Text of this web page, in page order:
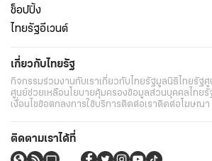
ช็อปปิ้ง
ไทยรัฐอีเวนต์
เกี่ยวกับไทยรัฐ
กิจกรรมร่วมงานกับเราเกี่ยวกับไทยรัฐมูลนิธิไทยรัฐศู
ศูนย์ช่วยเหลือนโยบายคุ้มครองข้อมูลส่วนบุคคลไทยรั
เงื่อนไขข้อตกลงการใช้บริการติดต่อเราติดต่อโฆษณา
ติดตามเราได้ที่